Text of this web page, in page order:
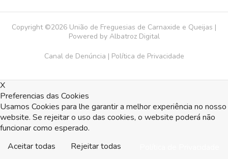
Copyright ©2026 União de Freguesias de Carnaxide e Queijas |
Powered by Albatroz Digital
Canal de Denúncia | Política de Privacidade
X
Preferencias das Cookies
Usamos Cookies para lhe garantir a melhor experiência no nosso
website. Se rejeitar o uso das cookies, o website poderá não
funcionar como esperado.
Aceitar todas
Rejeitar todas